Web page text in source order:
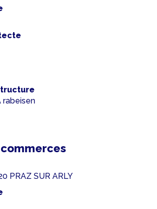
rabeisen
PRAZ SUR ARLY